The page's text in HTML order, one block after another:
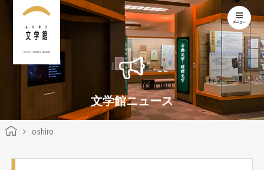
KOCHI LITERARY MUSEUM
文学館ニュース
oshiro